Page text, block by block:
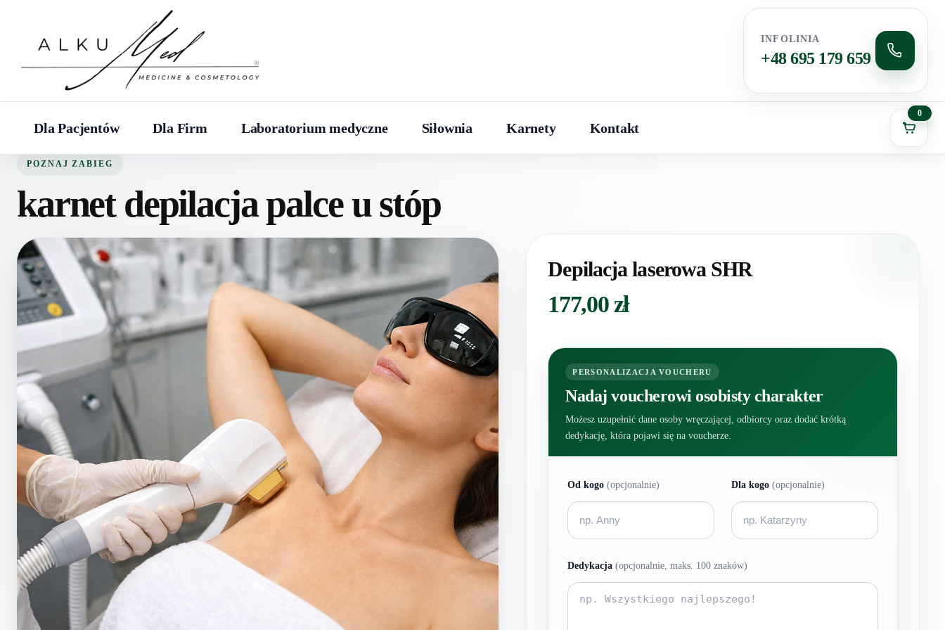
INFOLINIA
+48 695 179 659
Dla Pacjentów Dla Firm Laboratorium medyczne Siłownia Karnety Kontakt
0
POZNAJ ZABIEG
karnet depilacja palce u stóp
Depilacja laserowa SHR
177,00 zł
PERSONALIZACJA VOUCHERU
Nadaj voucherowi osobisty charakter
Możesz uzupełnić dane osoby wręczającej, odbiorcy oraz dodać krótką
dedykację, która pojawi się na voucherze.
Od kogo(opcjonalnie) Dla kogo(opcjonalnie)
Dedykacja(opcjonalnie, maks. 100 znaków)